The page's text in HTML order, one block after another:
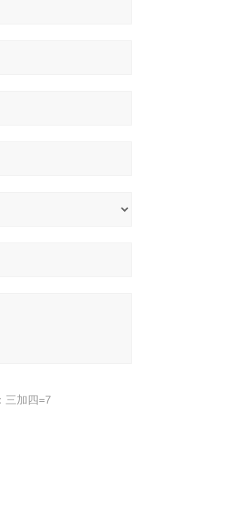
三加四=7